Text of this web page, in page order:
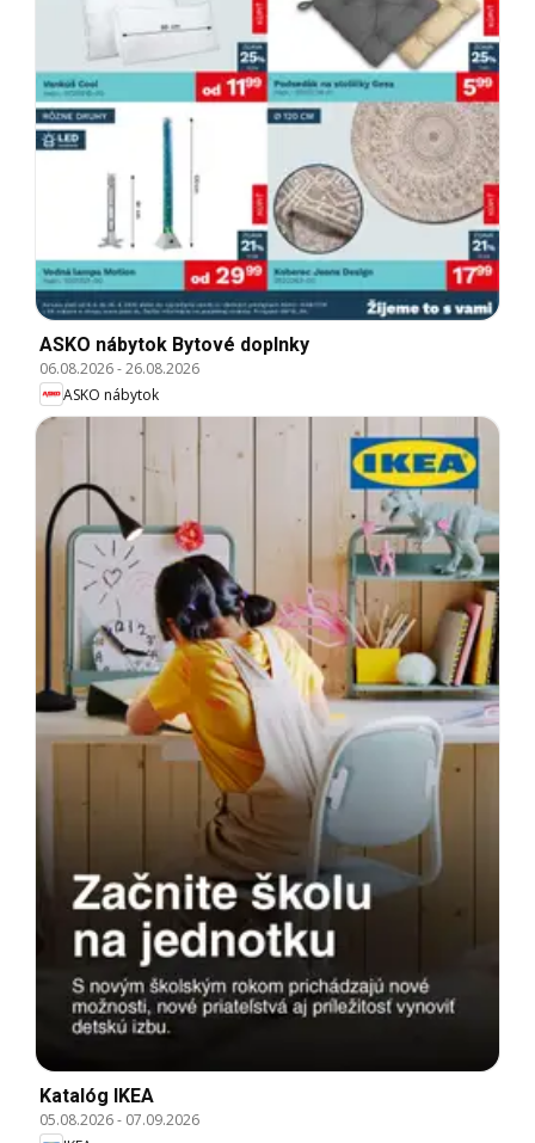
ASKO nábytok Bytové doplnky
06.08.2026-26.08.2026
ASKO nábytok
Katalóg IKEA
05.08.2026- 07.09.2026